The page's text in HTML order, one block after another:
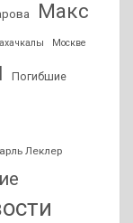
Макс
Москве
Погибшие
Леклер